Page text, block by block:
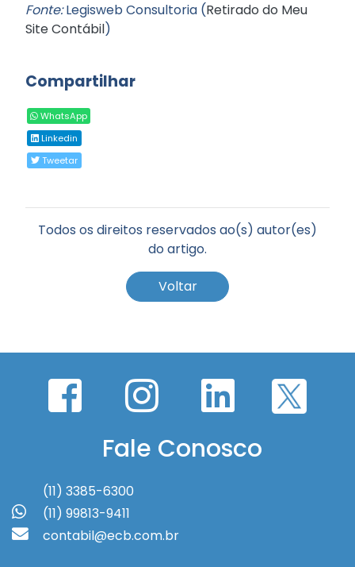
Fonte:Legisweb Consultoria (Retirado do Meu
Site Contábil)
Compartilhar
WhatsApp
Linkedin
Tweetar
Todos os direitos reservados ao(s) autor(es)
do artigo.
Voltar
Fale Conosco
(11) 3385-6300
(11) 99813-9411
contabil@ecb.com.br